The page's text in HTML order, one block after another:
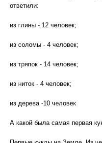
ответили:
из глины - 12 человек;
из соломы - 4 человек;
из тряпок - 14 человек;
из ниток - 4 человек;
из дерева -10 человек
А какой была самая первая